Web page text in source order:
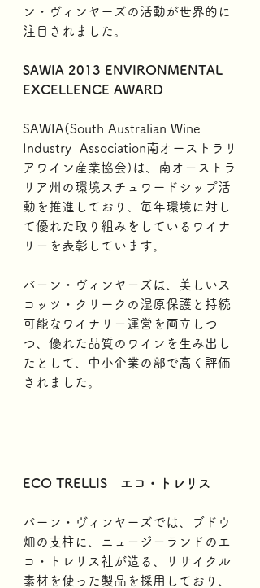
ン・ヴィンヤーズの活動が世界的に
注目されました。
SAWIA 2013 ENVIRONMENTAL
EXCELLENCE AWARD
SAWIA(South Australian Wine
Industry  Association南オーストラリ
アワイン産業協会)は、南オーストラ
リア州の環境スチュワードシップ活
動を推進しており、毎年環境に対し
て優れた取り組みをしているワイナ
リーを表彰しています。
バーン・ヴィンヤーズは、美しいス
コッツ・クリークの湿原保護と持続
可能なワイナリー運営を両立しつ
つ、優れた品質のワインを生み出し
たとして、中小企業の部で高く評価
されました。
ECO TRELLIS　エコ・トレリス
バーン・ヴィンヤーズでは、ブドウ
畑の支柱に、ニュージーランドのエ
コ・トレリス社が造る、リサイクル
素材を使った製品を採用しており、